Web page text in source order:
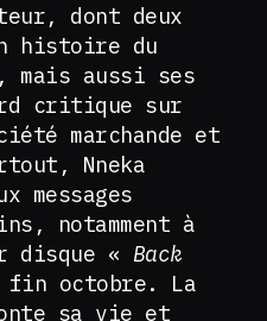
dont deux
histoire du
mais aussi ses
critique sur
marchande et
Nneka
messages
notamment à
disque « Back
octobre. La
sa vie et